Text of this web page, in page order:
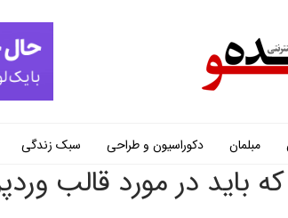
مبلمان دکوراسیون و طراحی سبک زندگی
باید در مورد قالب